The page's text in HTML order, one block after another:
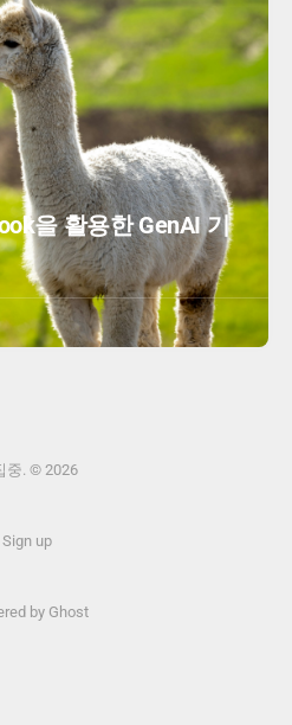
을 활용한 GenAI 기
중. © 2026
Sign up
by Ghost